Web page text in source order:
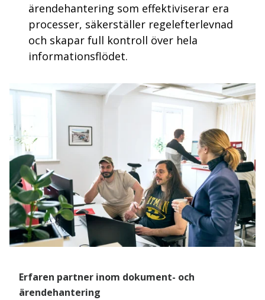
ärendehantering som effektiviserar era
processer, säkerställer regelefterlevnad
och skapar full kontroll över hela
informationsflödet.
Erfaren partner inom dokument- och
ärendehantering